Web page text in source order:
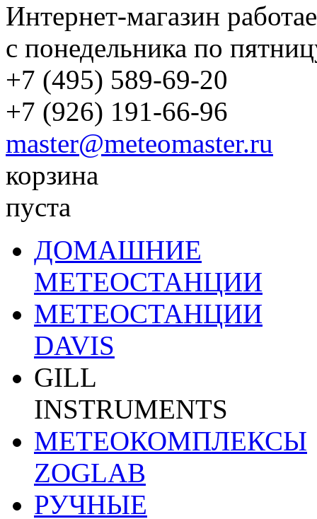
Интернет-магазин
с понедельника по
+7 (495) 589-69-20
+7 (926) 191-66-96
master@meteomaster.ru
корзина
пуста
ДОМАШНИЕ
МЕТЕОСТАНЦИИ
МЕТЕОСТАНЦИИ
DAVIS
GILL
INSTRUMENTS
МЕТЕОКОМПЛЕКСЫ
ZOGLAB
РУЧНЫЕ